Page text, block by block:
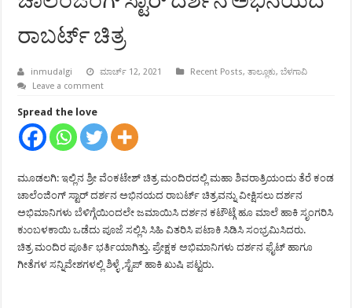
ರಾಬರ್ಟ್ ಚಿತ್ರ
inmudalgi ಮಾರ್ಚ್ 12, 2021 Recent Posts,ತಾಲ್ಲೂಕು,ಬೆಳಗಾವಿ
Leave a comment
Spread the love
ಮೂಡಲಗಿ: ಇಲ್ಲಿನ ಶ್ರೀ ವೆಂಕಟೇಶ್ ಚಿತ್ರ ಮಂದಿರದಲ್ಲಿ ಮಹಾ ಶಿವರಾತ್ರಿಯಂದು ತೆರೆ ಕಂಡ
ಚಾಲೆಂಜಿಂಗ್ ಸ್ಟಾರ್ ದರ್ಶನ ಅಭಿನಯದ ರಾಬರ್ಟ್ ಚಿತ್ರವನ್ನು ವೀಕ್ಷಿಸಲು ದರ್ಶನ
ಅಭಿಮಾನಿಗಳು ಬೆಳಿಗ್ಗೆಯಿಂದಲೇ ಜಮಾಯಿಸಿ ದರ್ಶನ ಕಟೌಟ್ಗೆ ಹೂ ಮಾಲೆ ಹಾಕಿ ಸೃಂಗರಿಸಿ
ಕುಂಬಳಕಾಯಿ ಒಡೆದು ಪೂಜೆ ಸಲ್ಲಿಸಿ ಸಿಹಿ ವಿತರಿಸಿ ಪಟಾಕಿ ಸಿಡಿಸಿ ಸಂಭ್ರಮಿಸಿದರು.
ಚಿತ್ರ ಮಂದಿರ ಪೂರ್ತಿ ಭರ್ತಿಯಾಗಿತ್ತು. ಪ್ರೇಕ್ಷಕ ಅಭಿಮಾನಿಗಳು ದರ್ಶನ ಫೈಟ್ ಹಾಗೂ
ಗೀತೆಗಳ ಸನ್ನಿವೇಶಗಳಲ್ಲಿ ಶಿಳ್ಳೆ ,ಸ್ಟೆಪ್ ಹಾಕಿ ಖುಷಿ ಪಟ್ಟರು.